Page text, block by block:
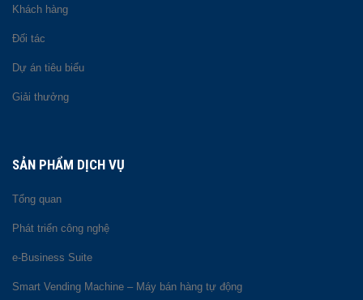
Khách hàng
Đối tác
Dự án tiêu biểu
Giải thưởng
SẢN PHẨM DỊCH VỤ
Tổng quan
Phát triển công nghệ
e-Business Suite
Smart Vending Machine – Máy bán hàng tự động